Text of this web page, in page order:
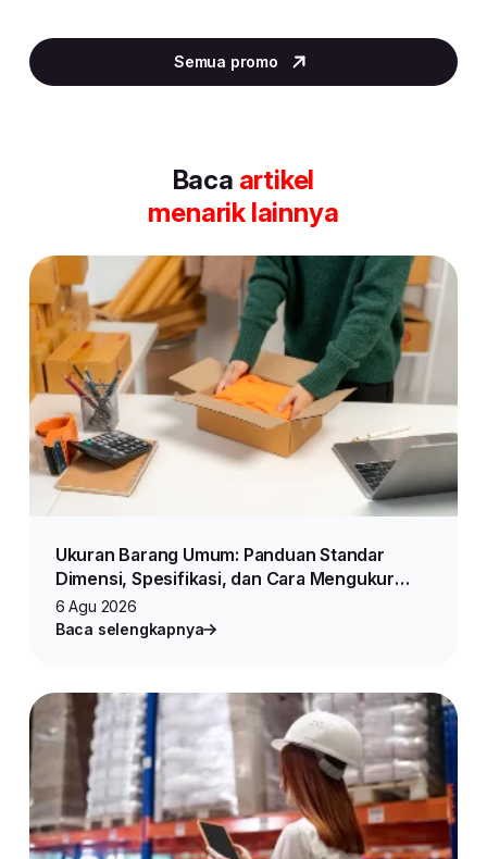
5
of
Semua promo
Baca artikel
menarik lainnya
Ukuran Barang Umum: Panduan Standar
Dimensi, Spesifikasi, dan Cara Mengukur
Produk untuk Jualan Online
6 Agu 2026
Baca selengkapnya